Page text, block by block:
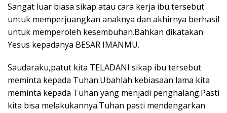
Sangat luar biasa sikap atau cara kerja ibu tersebut
untuk memperjuangkan anaknya dan akhirnya berhasil
untuk memperoleh kesembuhan.Bahkan dikatakan
Yesus kepadanya BESAR IMANMU.
Saudaraku,patut kita TELADANI sikap ibu tersebut
meminta kepada Tuhan.Ubahlah kebiasaan lama kita
meminta kepada Tuhan yang menjadi penghalang.Pasti
kita bisa melakukannya.Tuhan pasti mendengarkan